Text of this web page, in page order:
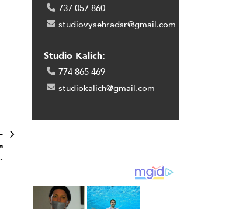
737 057 860
studiovysehradsr@gmail.com
Studio Kalich:
774 865 469
studiokalich@gmail.com